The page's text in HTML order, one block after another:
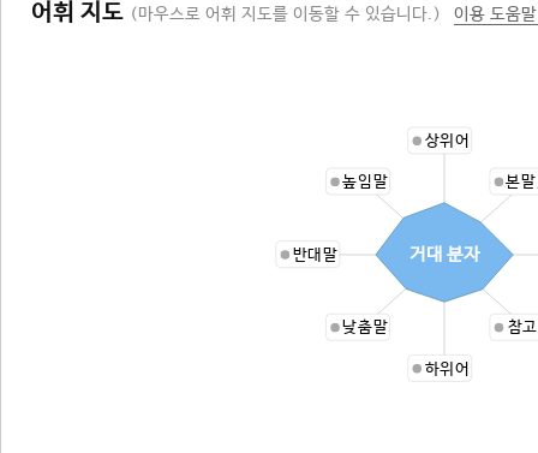
어휘 지도 (마우스로 어휘 지도를 이동할 수 있습니다.) 이용 도움
상위어
본
참
하위어
낮춤말
반대말
높임말
거대 분자